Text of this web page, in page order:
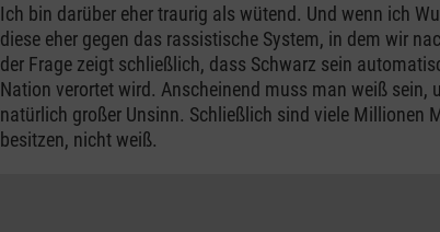
Ich bin darüber eher traurig als wütend. Und wenn ich
diese eher gegen das rassistische System, in dem wir
der Frage zeigt schließlich, dass Schwarz sein
Nation verortet wird. Anscheinend muss man weiß sein,
natürlich großer Unsinn. Schließlich sind viele Millionen
besitzen, nicht weiß.